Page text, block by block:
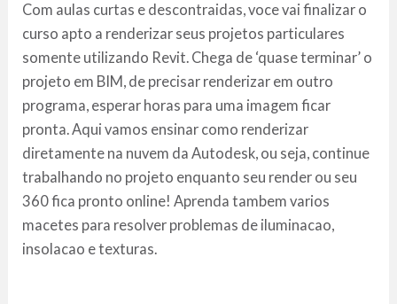
Com aulas curtas e descontraidas, voce vai finalizar o
curso apto a renderizar seus projetos particulares
somente utilizando Revit. Chega de ‘quase terminar’ o
projeto em BIM, de precisar renderizar em outro
programa, esperar horas para uma imagem ficar
pronta. Aqui vamos ensinar como renderizar
diretamente na nuvem da Autodesk, ou seja, continue
trabalhando no projeto enquanto seu render ou seu
360 fica pronto online! Aprenda tambem varios
macetes para resolver problemas de iluminacao,
insolacao e texturas.